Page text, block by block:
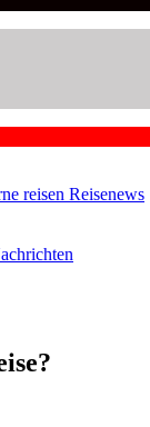
reisen Reisenews